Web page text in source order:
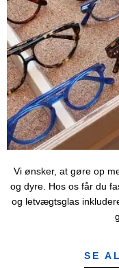
Vi ønsker, at gøre op
og dyre. Hos os får du
og letvægtsglas
SE